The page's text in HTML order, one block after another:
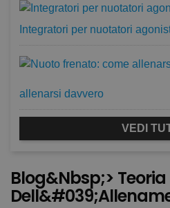
Integratori per nuotatori
allenarsi davvero
VEDI
Blog&nbsp;> Teoria